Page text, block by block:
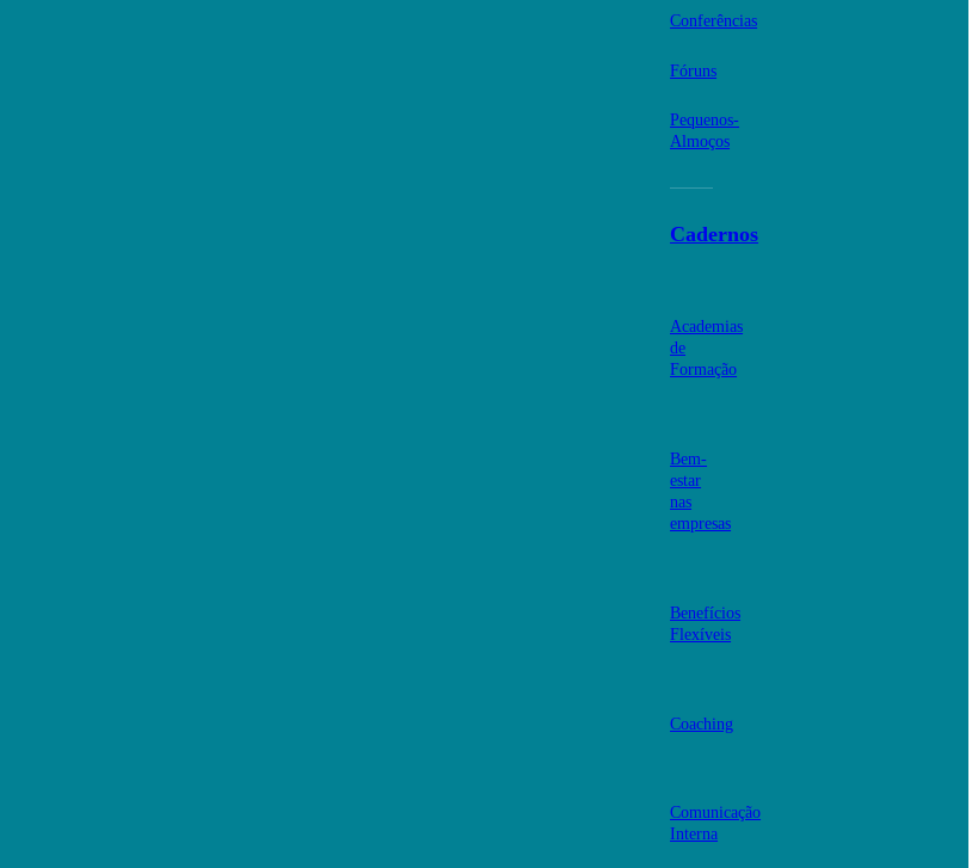
Conferências
Fóruns
Pequenos-
Almoços
Cadernos
Academias
de
Formação
Bem-
estar
nas
empresas
Benefícios
Flexíveis
Coaching
Comunicação
Interna